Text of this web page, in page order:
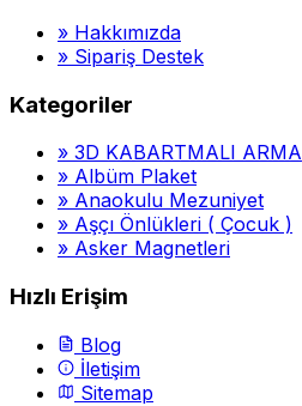
» Hakkımızda
» Sipariş Destek
Kategoriler
» 3D KABARTMALI ARMA
» Albüm Plaket
» Anaokulu Mezuniyet
» Aşçı Önlükleri ( Çocuk )
» Asker Magnetleri
Hızlı Erişim
Blog
İletişim
Sitemap